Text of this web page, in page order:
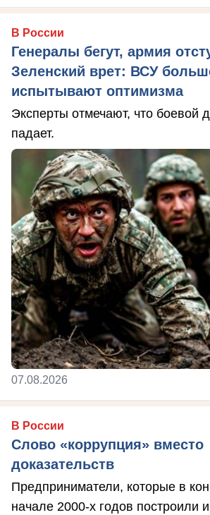
В России
Генералы бегут, армия
Зеленский врет: ВСУ
испытывают оптимизма
Эксперты отмечают, что боевой
падает.
07.08.2026
В России
Слово «коррупция» вместо
доказательств
Предприниматели, которые в
начале 2000-х годов построили